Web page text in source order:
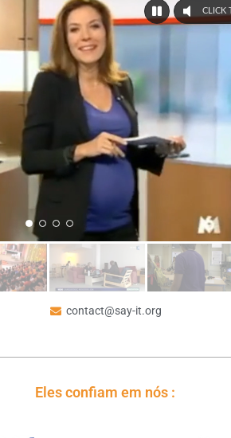
CLICK
contact@say-it.org
Eles confiam em nós :